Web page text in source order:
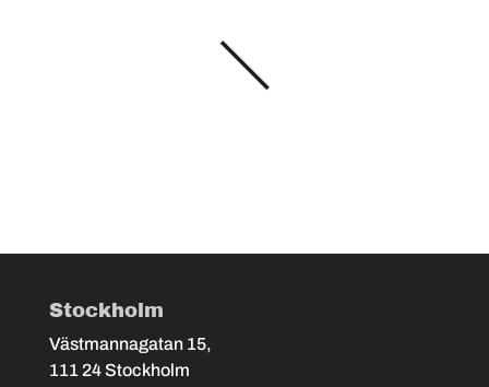
Stockholm
Västmannagatan 15,
111 24 Stockholm